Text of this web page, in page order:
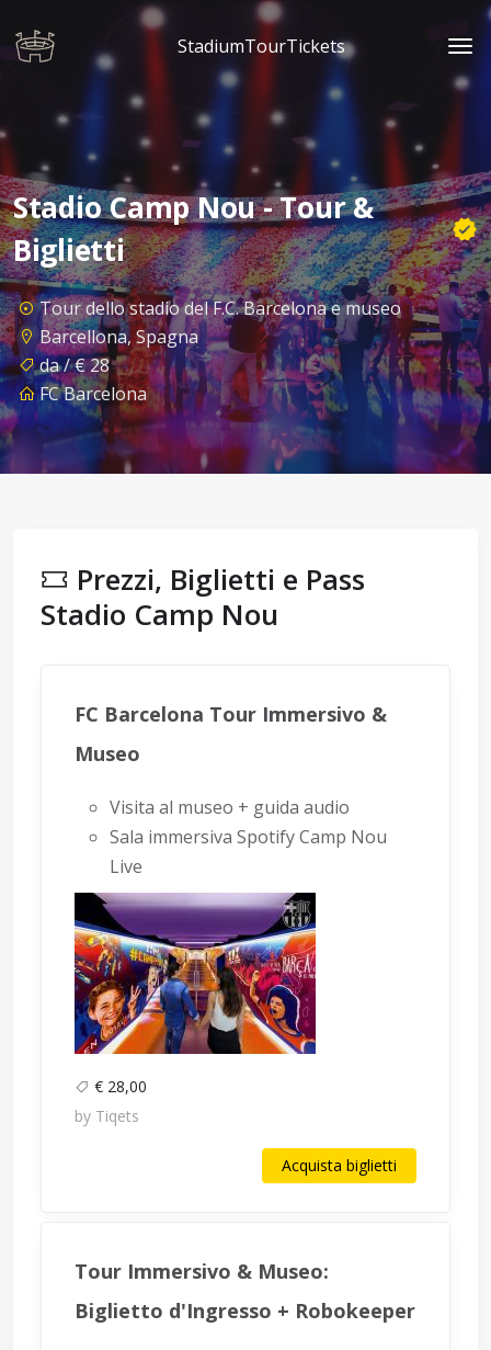
StadiumTourTickets
Stadio Camp Nou - Tour &
Biglietti
Tour dello stadio del F.C. Barcelona e museo
Barcellona, Spagna
da / € 28
FC Barcelona
Prezzi, Biglietti e Pass
Stadio Camp Nou
FC Barcelona Tour Immersivo &
Museo
Visita al museo + guida audio
Sala immersiva Spotify Camp Nou
Live
€ 28,00
by Tiqets
Acquista biglietti
Tour Immersivo & Museo:
Biglietto d'Ingresso + Robokeeper